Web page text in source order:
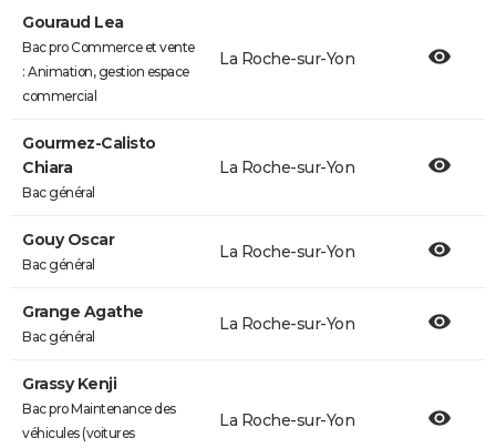
Gouraud Lea
Bac pro Commerce et vente
: Animation, gestion espace
commercial
La Roche-sur-Yon
Gourmez-Calisto
Chiara
Bac général
La Roche-sur-Yon
Gouy Oscar
Bac général
La Roche-sur-Yon
Grange Agathe
Bac général
La Roche-sur-Yon
Grassy Kenji
Bac pro Maintenance des
véhicules (voitures
La Roche-sur-Yon